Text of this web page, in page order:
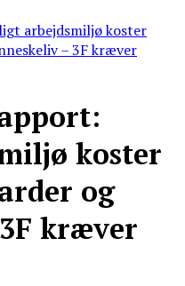
arbejdsmiljø koster
– 3F kræver
koster
og
kræver